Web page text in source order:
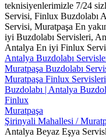
teknisiyenlerimizle 7/24
Servisi, Finlux Buzdolabı
Servisi, Muratpaşa En
iyi Buzdolabı Servisleri,
Antalya En iyi Finlux
Antalya Buzdolabı
Muratpaşa Buzdolabı
Muratpaşa Finlux Servisleri
Buzdolabı | Antalya
Finlux
Muratpaşa
Şirinyali Mahallesi /
Antalya Beyaz Eşya